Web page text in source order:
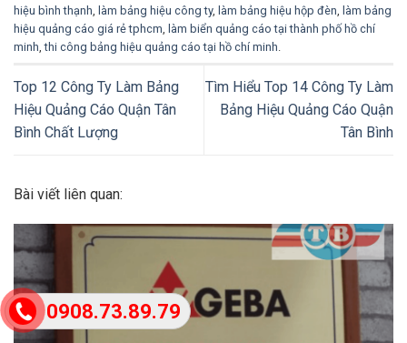
0908.73.89.79
hiệu bình thạnh làm bảng hiệu công ty, làm bảng hiệu hộp đèn làm bảng
hiệu quảng cáo giá rẻ tphcm làm biển quảng cáo tại thành phố hồ chí
minh ,thi công bảng hiệu quảng cáo tại hồ chí minh
Top 12 Công Ty Làm Bảng
Hiệu Quảng Cáo Quận Tân
Bình Chất Lượng
Tìm Hiểu Top 14 Công Ty Làm
Bảng Hiệu Quảng Cáo Quận
Tân Bình
Bài viết liên quan: